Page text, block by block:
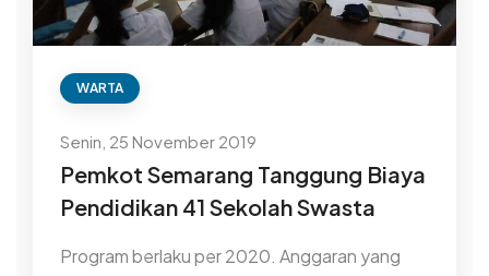
WARTA
Senin, 25 November 2019
Pemkot Semarang Tanggung Biaya
Pendidikan 41 Sekolah Swasta
Program berlaku per 2020. Anggaran yang